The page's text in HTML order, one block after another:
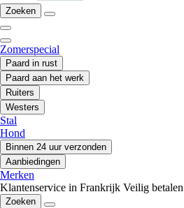
Zoeken
Zomerspecial
Paard in rust
Paard aan het werk
Ruiters
Westers
Stal
Hond
Binnen 24 uur verzonden
Aanbiedingen
Merken
Klantenservice in Frankrijk Veilig betalen
Zoeken